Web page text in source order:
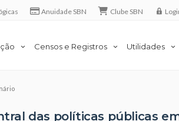
Anuidade SBN Clube SBN
Censos e Registros Utilidades
das políticas públicas